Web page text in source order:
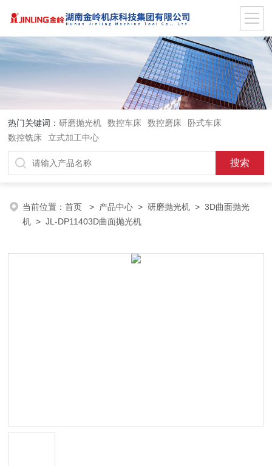
热门关键词：研磨抛光机 数控车床 数控磨床
卧式车床
数控铣床
立式加工中心
当前位置：首页 > 产品中心 >研磨抛光机 >3D曲面抛光
机 > JL-DP11403D曲面抛光机